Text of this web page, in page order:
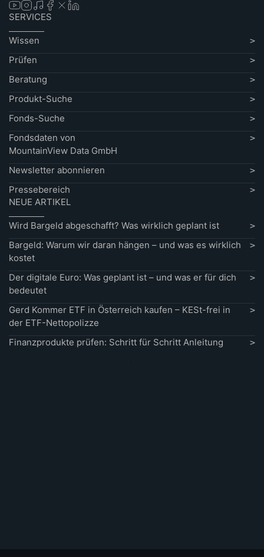
SERVICES
Wissen
Prüfen
Beratung
Produkt-Suche
Fonds-Suche
Fondsdaten von
MountainView Data GmbH
Newsletter abonnieren
Pressebereich
NEUE ARTIKEL
Wird Bargeld abgeschafft? Was wirklich geplant ist
Bargeld: Warum wir daran hängen – und was es wirklich
kostet
Der digitale Euro: Was geplant ist – und was er für dich
bedeutet
Gerd Kommer ETF in Österreich kaufen – KESt-frei in
der ETF-Nettopolizze
Finanzprodukte prüfen: Schritt für Schritt Anleitung